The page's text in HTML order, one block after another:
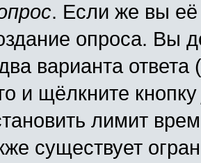
. Если же вы её
опроса. Вы
варианта ответа
и щёлкните
лимит
существует